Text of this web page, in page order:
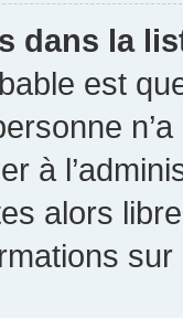
dans la
est
à
alors